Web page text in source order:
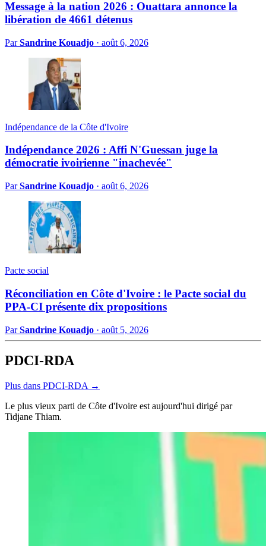
Message à la nation 2026 : Ouattara annonce la
libération de 4661 détenus
ParSandrine Kouadjo · août 6, 2026
Indépendance de la Côte d'Ivoire
Indépendance 2026 : Affi N'Guessan juge la
démocratie ivoirienne "inachevée"
ParSandrine Kouadjo · août 6, 2026
Pacte social
Réconciliation en Côte d'Ivoire : le Pacte social du
PPA-CI présente dix propositions
ParSandrine Kouadjo · août 5, 2026
PDCI-RDA
Plus dans PDCI-RDA →
Le plus vieux parti de Côte d'Ivoire est aujourd'hui dirigé par
Tidjane Thiam.